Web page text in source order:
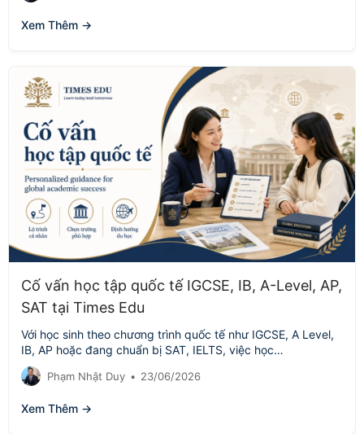
Xem Thêm →
Cố vấn học tập quốc tế IGCSE, IB, A-Level, AP,
SAT tại Times Edu
Với học sinh theo chương trình quốc tế như IGCSE, A Level,
IB, AP hoặc đang chuẩn bị SAT, IELTS, việc học…
Phạm Nhật Duy • 23/06/2026
Xem Thêm →